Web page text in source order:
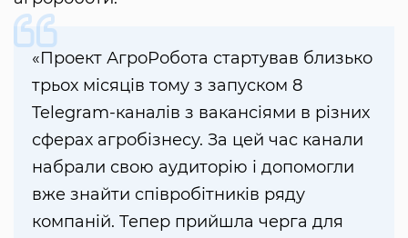
«Проект АгроРобота стартував близько
трьох місяців тому з запуском 8
Telegram-каналів з вакансіями в різних
сферах агробізнесу. За цей час канали
набрали свою аудиторію і допомогли
вже знайти співробітників ряду
компаній. Тепер прийшла черга для